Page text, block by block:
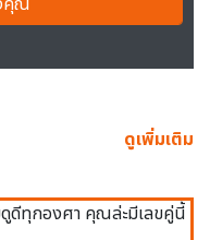
ดูเพิ่มเติม